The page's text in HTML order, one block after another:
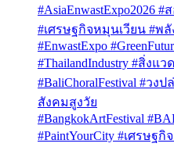
#AsiaEnwastExpo2026
#เศรษฐกิจหมุนเวียน #พลั
#EnwastExpo
#ThailandIndustry #สิ่งแ
#BaliChoralFestival #วง
สังคมสูงวัย
#BangkokArtFestival
#PaintYourCity #เศรษฐ